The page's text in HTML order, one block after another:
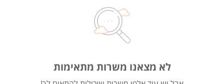
לא מצאנו משרות מתאימות